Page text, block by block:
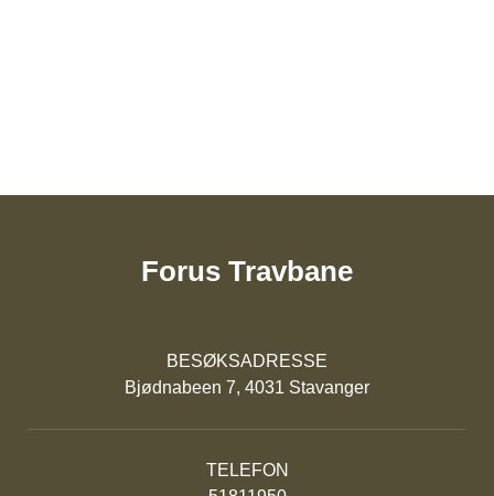
Forus Travbane
BESØKSADRESSE
Bjødnabeen 7, 4031 Stavanger
TELEFON